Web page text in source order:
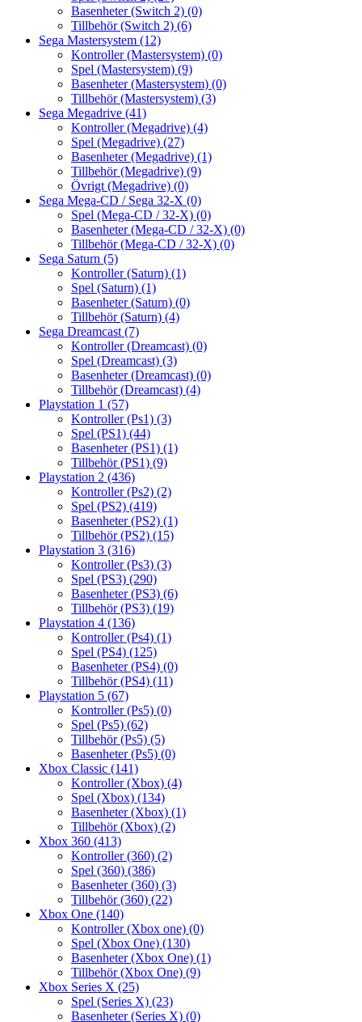
Basenheter (Switch 2) (0)
Tillbehör (Switch 2) (6)
Sega Mastersystem (12)
Kontroller (Mastersystem) (0)
Spel (Mastersystem) (9)
Basenheter (Mastersystem) (0)
Tillbehör (Mastersystem) (3)
Sega Megadrive (41)
Kontroller (Megadrive) (4)
Spel (Megadrive) (27)
Basenheter (Megadrive) (1)
Tillbehör (Megadrive) (9)
Övrigt (Megadrive) (0)
Sega Mega-CD / Sega 32-X (0)
Spel (Mega-CD / 32-X) (0)
Basenheter (Mega-CD / 32-X) (0)
Tillbehör (Mega-CD / 32-X) (0)
Sega Saturn (5)
Kontroller (Saturn) (1)
Spel (Saturn) (1)
Basenheter (Saturn) (0)
Tillbehör (Saturn) (4)
Sega Dreamcast (7)
Kontroller (Dreamcast) (0)
Spel (Dreamcast) (3)
Basenheter (Dreamcast) (0)
Tillbehör (Dreamcast) (4)
Playstation 1 (57)
Kontroller (Ps1) (3)
Spel (PS1) (44)
Basenheter (PS1) (1)
Tillbehör (PS1) (9)
Playstation 2 (436)
Kontroller (Ps2) (2)
Spel (PS2) (419)
Basenheter (PS2) (1)
Tillbehör (PS2) (15)
Playstation 3 (316)
Kontroller (Ps3) (3)
Spel (PS3) (290)
Basenheter (PS3) (6)
Tillbehör (PS3) (19)
Playstation 4 (136)
Kontroller (Ps4) (1)
Spel (PS4) (125)
Basenheter (PS4) (0)
Tillbehör (PS4) (11)
Playstation 5 (67)
Kontroller (Ps5) (0)
Spel (Ps5) (62)
Tillbehör (Ps5) (5)
Basenheter (Ps5) (0)
Xbox Classic (141)
Kontroller (Xbox) (4)
Spel (Xbox) (134)
Basenheter (Xbox) (1)
Tillbehör (Xbox) (2)
Xbox 360 (413)
Kontroller (360) (2)
Spel (360) (386)
Basenheter (360) (3)
Tillbehör (360) (22)
Xbox One (140)
Kontroller (Xbox one) (0)
Spel (Xbox One) (130)
Basenheter (Xbox One) (1)
Tillbehör (Xbox One) (9)
Xbox Series X (25)
Spel (Series X) (23)
Basenheter (Series X) (0)